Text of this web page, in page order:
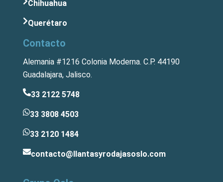
Chihuahua
Querétaro
Contacto
Alemania #1216 Colonia Moderna. C.P. 44190
Guadalajara, Jalisco.
33 2122 5748
33 3808 4503
33 2120 1484
contacto@llantasyrodajasoslo.com